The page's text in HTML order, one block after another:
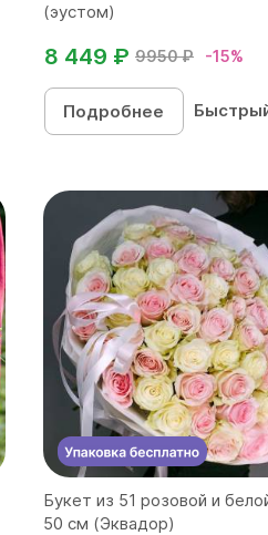
(эустом)
9950 ₽ -15%
8 449 ₽
Подробнее
Букет из 51 розовой и
50 см (Эквадор)